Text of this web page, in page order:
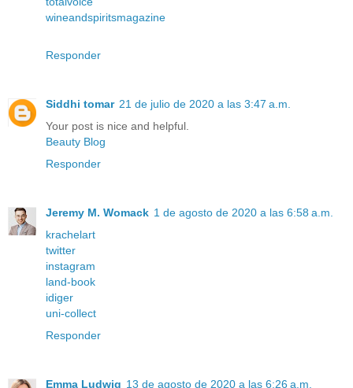
wineandspiritsmagazine
Responder
Siddhi tomar 21 de julio de 2020 a las 3:47 a.m.
Your post is nice and helpful.
Beauty Blog
Responder
Jeremy M. Womack 1 de agosto de 2020 a las 6:58 a.m.
krachelart
twitter
instagram
land-book
idiger
uni-collect
Responder
Emma Ludwig 13 de agosto de 2020 a las 6:26 a.m.